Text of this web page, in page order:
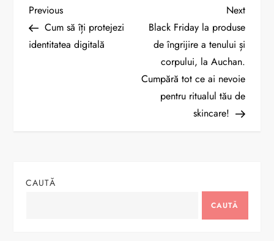
N
a
r
Previous
Post
Previous
Cum să îți protejezi
identitatea digitală
Next
Post
Next
Black Friday la produse
de îngrijire a tenului și
corpului, la Auchan.
Cumpără tot ce ai nevoie
pentru ritualul tău de
skincare!
CAUTĂ
CAUTĂ